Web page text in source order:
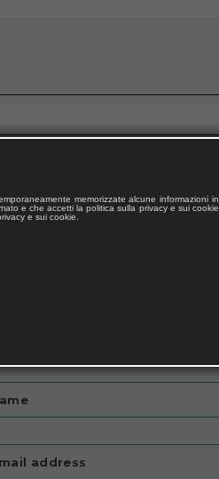
address
memorizzate alcune informazioni in
e che accetti la politica sulla privacy e sui cookie
e sui cookie.